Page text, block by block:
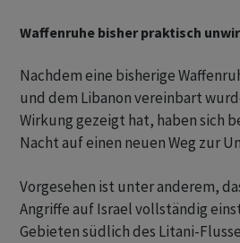
Waffenruhe bisher praktisch
Nachdem eine bisherige
und dem Libanon vereinbart
Wirkung gezeigt hat, haben sich
Nacht auf einen neuen Weg zur
Vorgesehen ist unter anderem,
Angriffe auf Israel vollständig
Gebieten südlich des Litani-